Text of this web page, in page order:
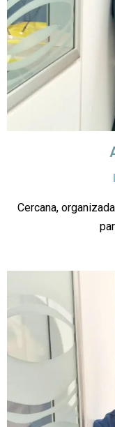
Cercana,